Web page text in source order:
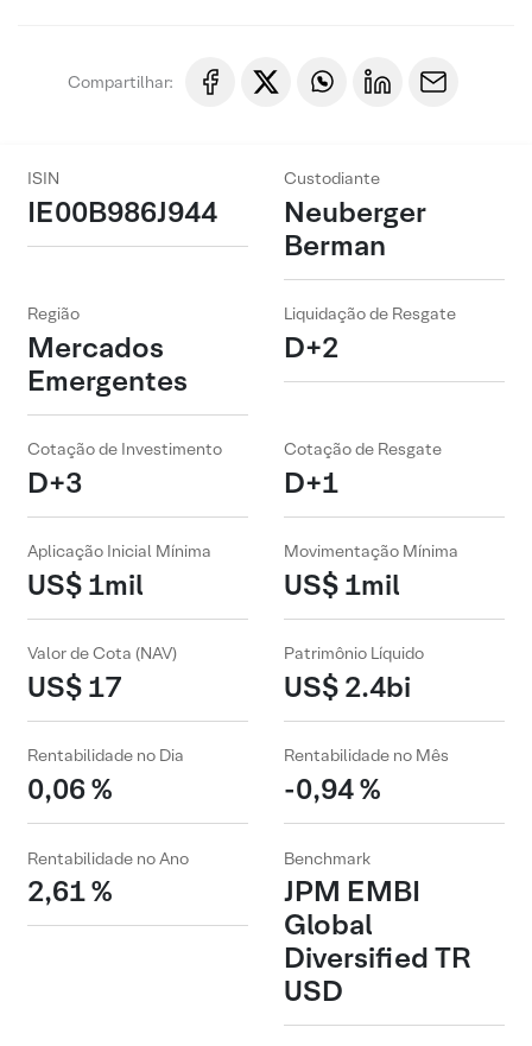
Compartilhar:
ISIN
IE00B986J944
Custodiante
Neuberger
Berman
Região
Mercados
Emergentes
Liquidação de Resgate
D+2
Cotação de Investimento
D+3
Cotação de Resgate
D+1
Aplicação Inicial Mínima
US$ 1mil
Movimentação Mínima
US$ 1mil
Valor de Cota (NAV)
US$ 17
Patrimônio Líquido
US$ 2.4bi
Rentabilidade no Dia
0,06 %
Rentabilidade no Mês
-0,94 %
Rentabilidade no Ano
2,61 %
Benchmark
JPM EMBI
Global
Diversified TR
USD